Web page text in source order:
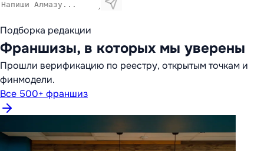
Подборка редакции
Франшизы, в которых мы уверены
Прошли верификацию по реестру, открытым точкам и
финмодели.
Все 500+ франшиз